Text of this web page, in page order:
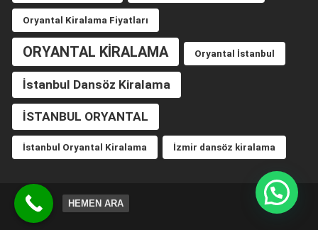
Oryantal Kiralama Fiyatları
ORYANTAL KİRALAMA Oryantal İstanbul
İstanbul Dansöz Kiralama
İSTANBUL ORYANTAL
İstanbul Oryantal Kiralama İzmir dansöz kiralama
HEMEN ARA